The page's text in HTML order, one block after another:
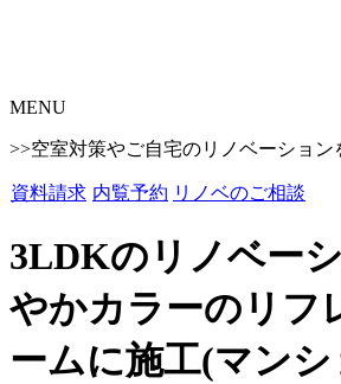
MENU
>>空室対策やご自宅のリノベーション
資料請求 内覧予約 リノベのご相談
3LDKのリノベー
やかカラーのリフ
ームに施工(マン